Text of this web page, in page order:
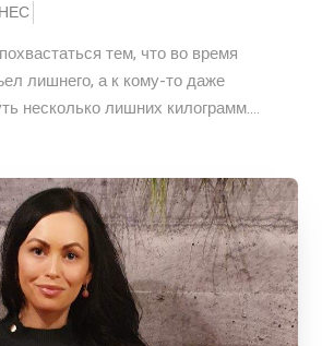
тем, что во время
лишнего, а к кому-то даже
несколько лишних килограмм....